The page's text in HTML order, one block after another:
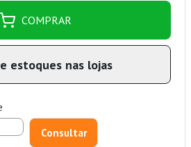
COMPRAR
estoques nas lojas